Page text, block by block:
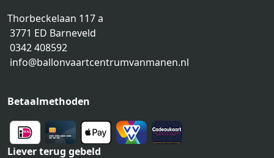
Thorbeckelaan 117 a
3771 ED Barneveld
0342 408592
info@ballonvaartcentrumvanmanen.nl
Betaalmethoden
Liever terug gebeld